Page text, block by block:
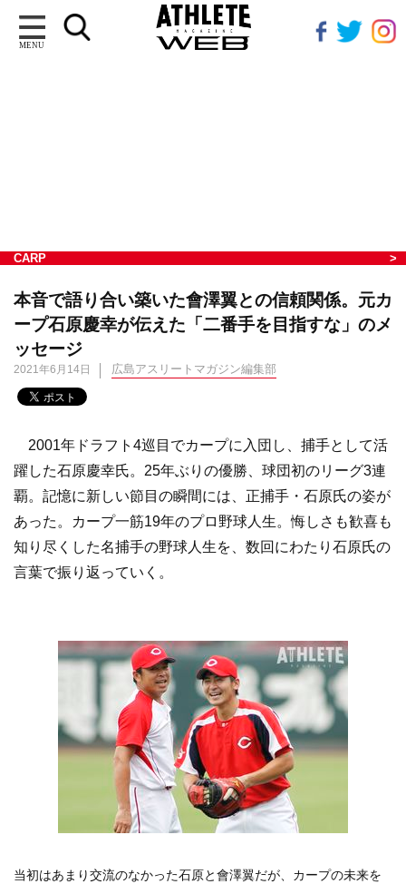
MENU
CARP
本音で語り合い築いた會澤翼との信頼関係。元カ
ープ石原慶幸が伝えた「二番手を目指すな」のメ
ッセージ
2021年6月14日 広島アスリートマガジン編集部
2001年ドラフト4巡目でカープに入団し、捕手として活
躍した石原慶幸氏。25年ぶりの優勝、球団初のリーグ3連
覇。記憶に新しい節目の瞬間には、正捕手・石原氏の姿が
あった。カープ一筋19年のプロ野球人生。悔しさも歓喜も
知り尽くした名捕手の野球人生を、数回にわたり石原氏の
言葉で振り返っていく。
当初はあまり交流のなかった石原と會澤翼だが、カープの未来を